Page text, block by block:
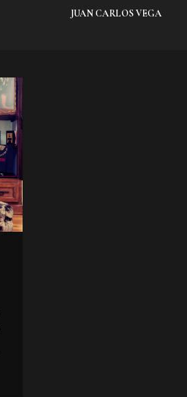
JUAN CARLOS VEGA